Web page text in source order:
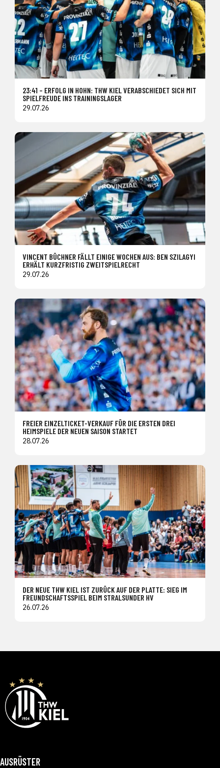
23:41 – ERFOLG IN HOHN: THW KIEL VERABSCHIEDET SICH MIT
SPIELFREUDE INS TRAININGSLAGER
29.07.26
VINCENT BÜCHNER FÄLLT EINIGE WOCHEN AUS: BEN SZILAGYI
ERHÄLT KURZFRISTIG ZWEITSPIELRECHT
29.07.26
FREIER EINZELTICKET-VERKAUF FÜR DIE ERSTEN DREI
HEIMSPIELE DER NEUEN SAISON STARTET
28.07.26
DER NEUE THW KIEL IST ZURÜCK AUF DER PLATTE: SIEG IM
FREUNDSCHAFTSSPIEL BEIM STRALSUNDER HV
26.07.26
AUSRÜSTER